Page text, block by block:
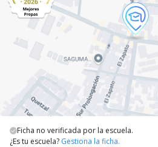
Ficha no verificada por la escuela.
¿Es tu escuela? Gestiona la ficha.